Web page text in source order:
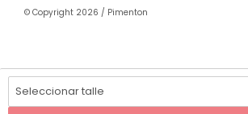
Seleccionar talle
© Copyright 2026 / Pimenton